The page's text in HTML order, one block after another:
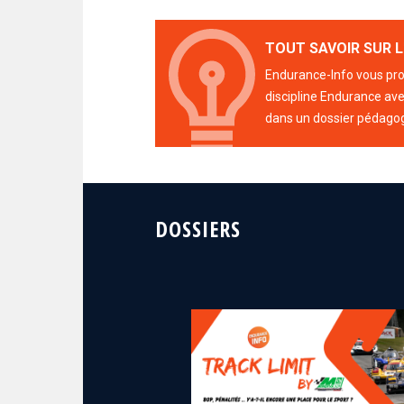
TOUT SAVOIR SUR
Endurance-Info vous
discipline Endurance
dans un dossier
DOSSIERS